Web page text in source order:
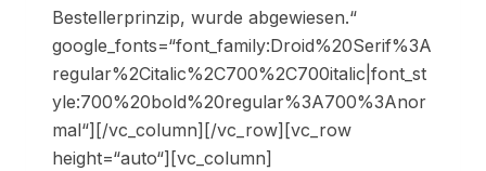
Bestellerprinzip, wurde abgewiesen.“
google_fonts=“font_family:Droid%20Serif%3A
regular%2Citalic%2C700%2C700italic|font_st
yle:700%20bold%20regular%3A700%3Anor
mal“][/vc_column][/vc_row][vc_row
height=“auto“][vc_column]